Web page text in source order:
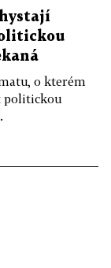
o kterém
politickou